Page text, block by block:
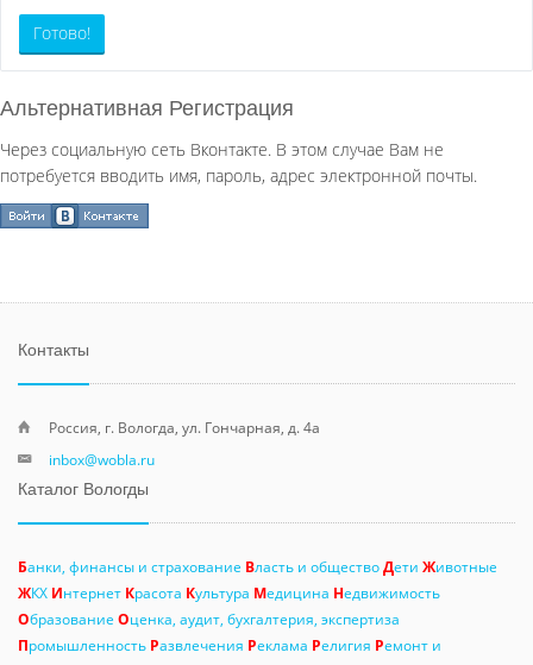
Готово!
Альтернативная Регистрация
Через социальную сеть Вконтакте. В этом случае Вам не
потребуется вводить имя, пароль, адрес электронной почты.
Контакты
Россия, г. Вологда, ул. Гончарная, д. 4а
inbox@wobla.ru
Каталог Вологды
Банки, финансы и страхование Власть и обществоДети Животные
ЖКХ Интернет Красота Культура Медицина Недвижимость
Образование Оценка, аудит, бухгалтерия, экспертиза
Промышленность Развлечения Реклама Религия Ремонт и